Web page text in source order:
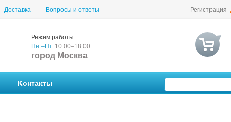
Регистрация
Доставка Вопросы и ответы
Режим работы:
Пн.–Пт. 10:00–18:00
город Москва
Контакты